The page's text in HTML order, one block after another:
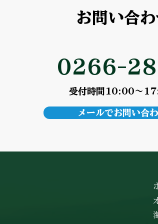
お問い合
0266-
受付時間10:00～
メールでお問い合